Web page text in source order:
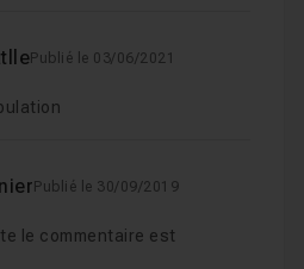
Publié le 03/06/2021
Publié le 30/09/2019
le commentaire est